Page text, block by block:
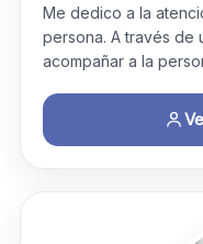
Me dedico a la
persona. A través de
acompañar a la